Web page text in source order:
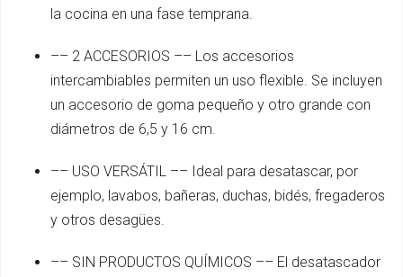
la cocina en una fase temprana.
–– 2 ACCESORIOS –– Los accesorios
intercambiables permiten un uso flexible. Se incluyen
un accesorio de goma pequeño y otro grande con
diámetros de 6,5 y 16 cm.
–– USO VERSÁTIL –– Ideal para desatascar, por
ejemplo, lavabos, bañeras, duchas, bidés, fregaderos
y otros desagües.
–– SIN PRODUCTOS QUÍMICOS –– El desatascador